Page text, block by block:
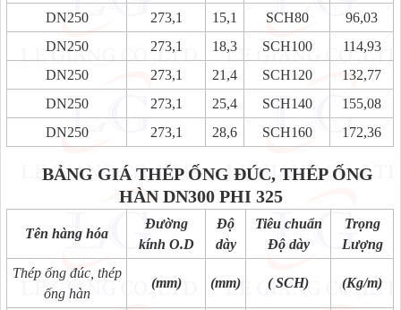
DN250
273,1 15,1 SCH80
96,03
DN250
273,1 18,3 SCH100
114,93
DN250
273,1 21,4 SCH120
132,77
DN250
273,1 25,4 SCH140
155,08
DN250
273,1 28,6 SCH160 172,36
BẢNG GIÁ THÉP ỐNG ĐÚC, THÉP ỐNG
HÀNDN300 PHI 325
Tên hàng hóa
Đường
kính O.D
Độ
dày
Tiêu chuẩn
Độ dày
Trọng
Lượng
Thép ống đúc, thép
ống hàn
(mm) (mm) ( SCH) (Kg/m)